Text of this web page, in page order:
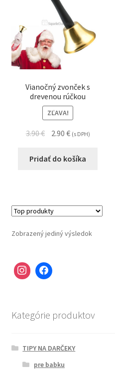
Vianočný zvonček s
drevenou rúčkou
ZĽAVA!
3.90€ 2.90 € (s DPH)
Pridať do košíka
Zobrazený jediný výsledok
Kategórie produktov
TIPY NA DARČEKY
pre babku